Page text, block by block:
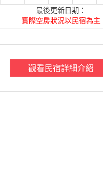
最後更新日期：
實際空房狀況以民宿為主
觀看民宿詳細介紹